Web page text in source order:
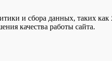
и сбора данных, таких
качества работы сайта.